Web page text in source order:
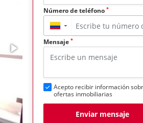
Número de teléfono *
▼
Mensaje *
Acepto recibir información
ofertas inmobiliarias
Enviar mensaje